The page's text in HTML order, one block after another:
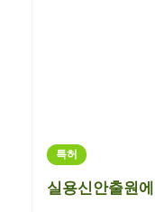
특허
실용신안출원